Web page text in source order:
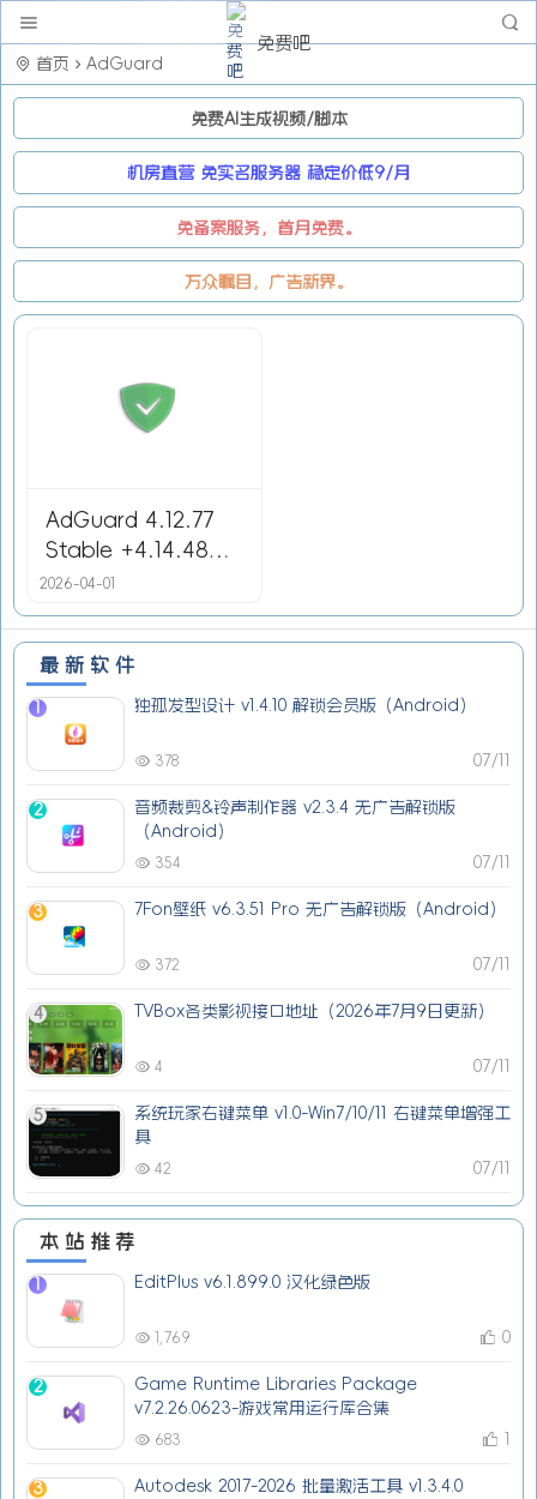
免费吧
首页 AdGuard
免费AI生成视频/脚本
机房直营 免实名服务器 稳定价低9/月
免备案服务，首月免费。
万众瞩目，广告新界。
AdGuard 4.12.77
Stable +4.14.48
Nightly 解锁版
（Android）-广告拦
截器
2026-04-01
最新软件
独孤发型设计 v1.4.10 解锁会员版（Android）
07/11
378
2
音频裁剪&铃声制作器 v2.3.4 无广告解锁版
（Android）
07/11
354
3 7Fon壁纸 v6.3.51 Pro 无广告解锁版（Android）
07/11
372
4 TVBox各类影视接口地址（2026年7月9日更新）
07/11
4
5
系统玩家右键菜单 v1.0-Win7/10/11 右键菜单增强工
具
07/11
42
本站推荐
EditPlus v6.1.899.0 汉化绿色版
1,769 0
2
Game Runtime Libraries Package
v7.2.26.0623-游戏常用运行库合集
683
3 Autodesk 2017-2026 批量激活工具 v1.3.4.0